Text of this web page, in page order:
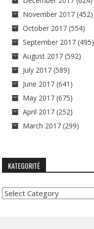
November 2017 (452)
October 2017 (554)
September 2017 (495)
August 2017 (592)
July 2017 (589)
June 2017 (641)
May 2017 (675)
April 2017 (252)
March 2017 (299)
KATEGORITË
Kategoritë